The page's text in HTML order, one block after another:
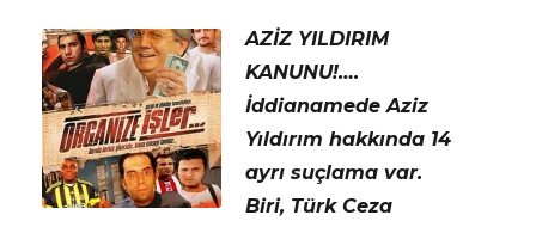
AZİZ YILDIRIM
KANUNU!….
İddianamede Aziz
Yıldırım hakkında 14
ayrı suçlama var.
Biri, Türk Ceza